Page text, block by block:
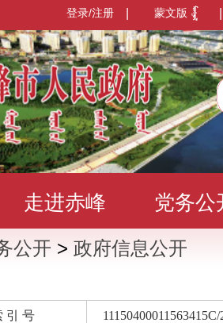
蒙文版
登录/注册
走进赤峰 党务公
政民互动 数据发
公开 > 政府信息公开
引 号